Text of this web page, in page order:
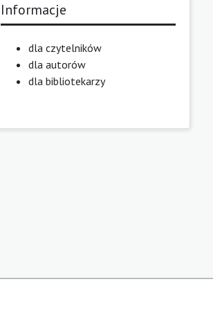
Informacje
dla czytelników
dla autorów
dla bibliotekarzy